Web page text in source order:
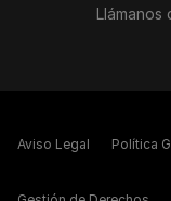
Llámanos
Aviso Legal Política